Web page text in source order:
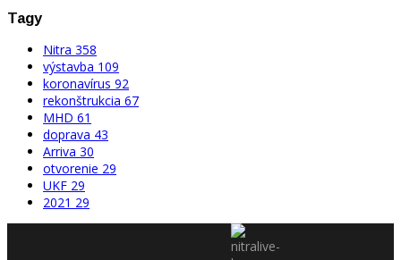
Tagy
Nitra 358
výstavba 109
koronavírus 92
rekonštrukcia 67
MHD 61
doprava 43
Arriva 30
otvorenie 29
UKF 29
2021 29